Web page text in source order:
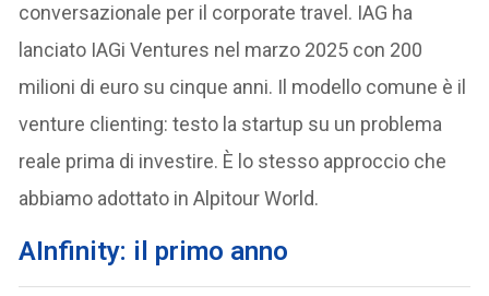
conversazionale per il corporate travel. IAG ha
lanciato IAGi Ventures nel marzo 2025 con 200
milioni di euro su cinque anni. Il modello comune è il
venture clienting: testo la startup su un problema
reale prima di investire. È lo stesso approccio che
abbiamo adottato in Alpitour World.
AInfinity: il primo anno